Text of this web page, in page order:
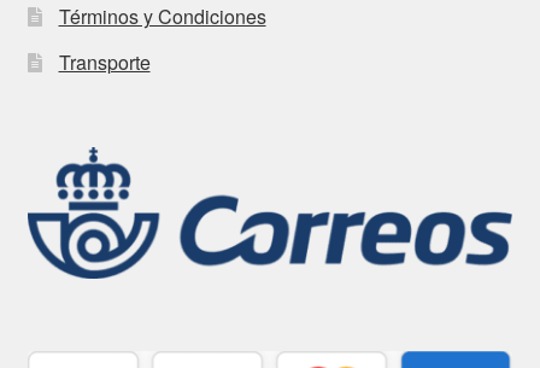
Términos y Condiciones
Transporte